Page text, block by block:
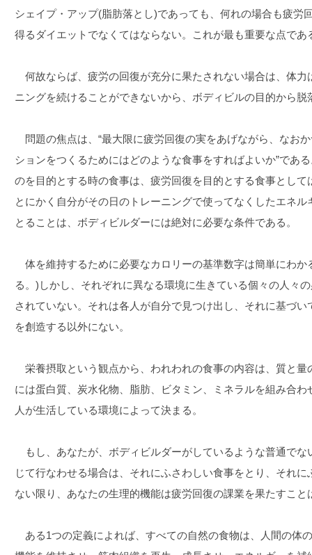
シェイプ・アップ(脂肪落とし)であっても、何れの場合も疲労
得るダイエットでなくてはならない。これが最も重要な点であ
何故ならば、疲労の回復が充分に果たされない場合は、体力
ニングを続けることができないから、ボディビルの目的から
問題の焦点は、“最大限に疲労回復の実をあげながら、なお
ションをつくるためにはどのような食事をすればよいか”であ
のを目的とする時の食事は、疲労回復を目的とする食事とし
とにかく自分がその日のトレーニングで使ってなくしたエネ
とることは、ボディビルダーには絶対に必要な条件である。
体を維持するために必要なカロリーの基準数字は簡単にわか
る。)しかし、それぞれに異なる環境に生きている個々の人々
されていない。それは各人が自分で見つけ出し、それに基づ
を創造する以外にない。
栄養摂取という観点から、われわれの食事の内容は、質と量
には蛋白質、炭水化物、脂肪、ビタミン、ミネラルを組み合
人が生活している環境によって決まる。
もし、あなたが、ボディビルダーがしているような普通でな
じて行なわせる場合は、それにふさわしい食事をとり、それ
ない限り、あなたの生理的機能は疲労回復の課業を果たすこと
ある1つの定義によれば、すべての自然の食物は、人間の体